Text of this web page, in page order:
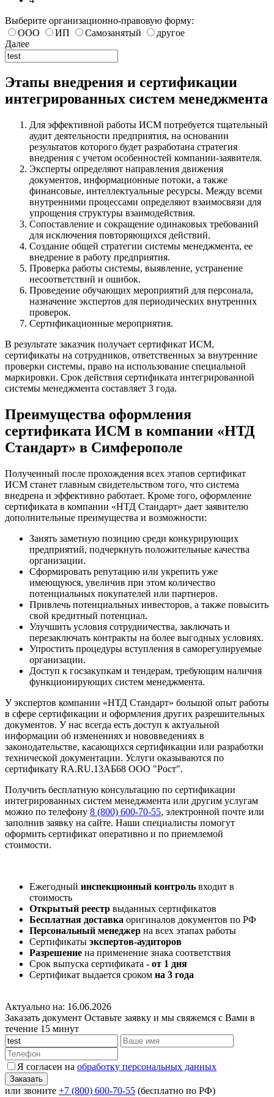
Выберите организационно-правовую форму:
ООО
ИП Самозанятый
другое
Далее
Этапы внедрения и сертификации
интегрированных систем менеджмента
Для эффективной работы ИСМ потребуется тщательный
аудит деятельности предприятия, на основании
результатов которого будет разработана стратегия
внедрения с учетом особенностей компании-заявителя.
Эксперты определяют направления движения
документов, информационные потоки, а также
финансовые, интеллектуальные ресурсы. Между всеми
внутренними процессами определяют взаимосвязи для
упрощения структуры взаимодействия.
Сопоставление и сокращение одинаковых требований
для исключения повторяющихся действий.
Создание общей стратегии системы менеджмента, ее
внедрение в работу предприятия.
Проверка работы системы, выявление, устранение
несоответствий и ошибок.
Проведение обучающих мероприятий для персонала,
назначение экспертов для периодических внутренних
проверок.
Сертификационные мероприятия.
В результате заказчик получает сертификат ИСМ,
сертификаты на сотрудников, ответственных за внутренние
проверки системы, право на использование специальной
маркировки. Срок действия сертификата интегрированной
системы менеджмента составляет 3 года.
Преимущества оформления
сертификата ИСМ в компании «НТД
Стандарт» в Симферополе
Полученный после прохождения всех этапов сертификат
ИСМ станет главным свидетельством того, что система
внедрена и эффективно работает. Кроме того, оформление
сертификата в компании «НТД Стандарт» дает заявителю
дополнительные преимущества и возможности:
Занять заметную позицию среди конкурирующих
предприятий, подчеркнуть положительные качества
организации.
Сформировать репутацию или укрепить уже
имеющуюся, увеличив при этом количество
потенциальных покупателей или партнеров.
Привлечь потенциальных инвесторов, а также повысить
свой кредитный потенциал.
Улучшить условия сотрудничества, заключать и
перезаключать контракты на более выгодных условиях.
Упростить процедуры вступления в саморегулируемые
организации.
Доступ к госзакупкам и тендерам, требующим наличия
функционирующих систем менеджмента.
У экспертов компании «НТД Стандарт» большой опыт работы
в сфере сертификации и оформления других разрешительных
документов. У нас всегда есть доступ к актуальной
информации об изменениях и нововведениях в
законодательстве, касающихся сертификации или разработки
технической документации. Услуги оказываются по
сертификату RA.RU.13АБ68 ООО "Рост".
Получить бесплатную консультацию по сертификации
интегрированных систем менеджмента или другим услугам
можно по телефону 8 (800) 600-70-55, электронной почте или
заполнив заявку на сайте. Наши специалисты помогут
оформить сертификат оперативно и по приемлемой
стоимости.
Ежегодный инспекционный контроль входит в
стоимость
Открытый реестр выданных сертификатов
Бесплатная доставка оригиналов документов по РФ
Персональный менеджер на всех этапах работы
Сертификаты экспертов-аудиторов
Разрешение на применение знака соответствия
Срок выпуска сертификата - от 1 дня
Сертификат выдается сроком на 3 года
Актуально на: 16.06.2026
Заказать документ Оставьте заявку и мы свяжемся с Вами в
течение 15 минут
Я согласен на обработку персональных данных
или звоните +7 (800) 600-70-55 (бесплатно по РФ)